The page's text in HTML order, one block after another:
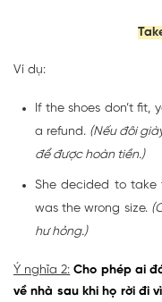
Ví dụ:
If the shoes don’t
a refund. (Nếu đôi
để được hoàn tiền.)
She decided to take
was the wrong size.
hư hỏng.)
Ý nghĩa 2: Cho phép ai
về nhà sau khi họ rời đi